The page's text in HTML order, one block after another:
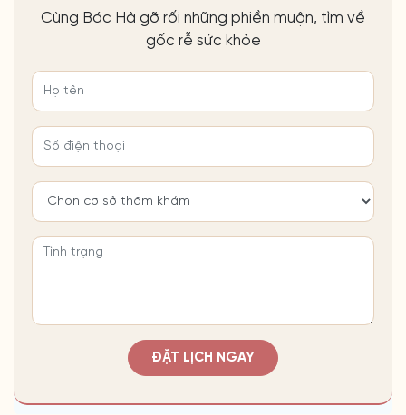
Cùng Bác Hà gỡ rối những phiền muộn, tìm về
gốc rễ sức khỏe
ĐẶT LỊCH NGAY